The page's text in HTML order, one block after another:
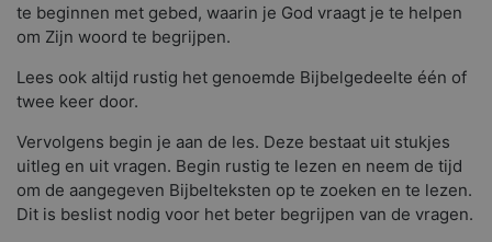
te beginnen met gebed, waarin je God vraagt je te helpen
om Zijn woord te begrijpen.
Lees ook altijd rustig het genoemde Bijbelgedeelte één of
twee keer door.
Vervolgens begin je aan de les. Deze bestaat uit stukjes
uitleg en uit vragen. Begin rustig te lezen en neem de tijd
om de aangegeven Bijbelteksten op te zoeken en te lezen.
Dit is beslist nodig voor het beter begrijpen van de vragen.